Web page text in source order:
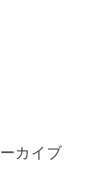
カイブ